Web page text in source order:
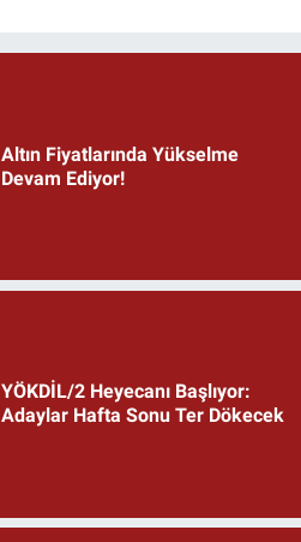
Altın Fiyatlarında Yükselme
Devam Ediyor!
YÖKDİL/2 Heyecanı Başlıyor:
Adaylar Hafta Sonu Ter Dökecek